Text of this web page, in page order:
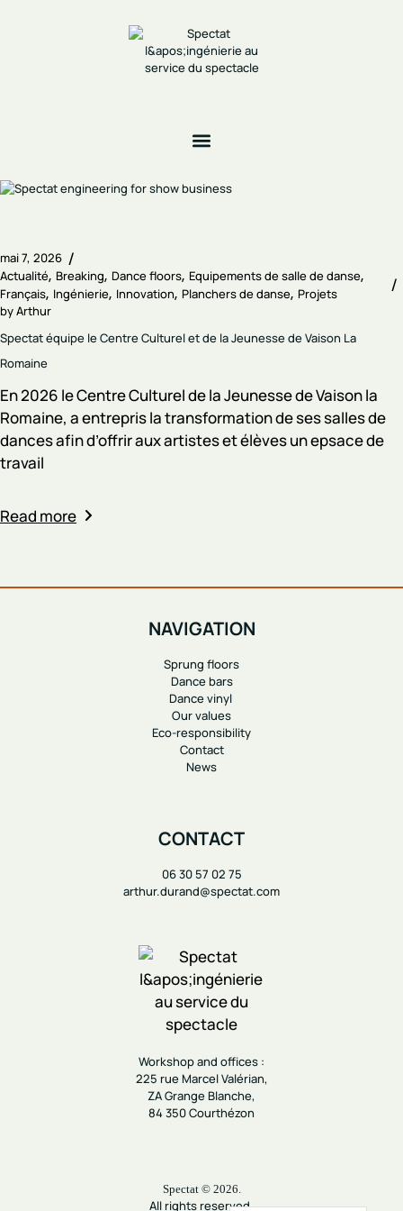
mai 7, 2026
Actualité Breaking Dance floors Equipements de salle de danse
Français Ingénierie Innovation Planchers de danse Projets
byArthur
Spectat équipe le Centre Culturel et de la Jeunesse de Vaison La
Romaine
En 2026 le Centre Culturel de la Jeunesse de Vaison la
Romaine, a entrepris la transformation de ses salles de
dances afin d’offrir aux artistes et élèves un epsace de
travail
Read more
NAVIGATION
Sprung floors
Dance bars
Dance vinyl
Our values
Eco-responsibility
Contact
News
CONTACT
06 30 57 02 75
arthur.durand@spectat.com
Workshop and offices :
225 rue Marcel Valérian,
ZA Grange Blanche,
84 350 Courthézon
Spectat © 2026.
All rights reserved.